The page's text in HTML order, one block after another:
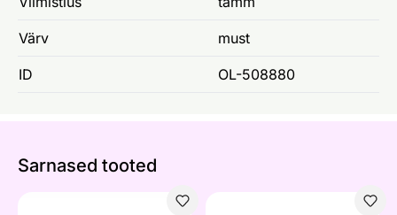
Värv must
ID OL-508880
Sarnased tooted